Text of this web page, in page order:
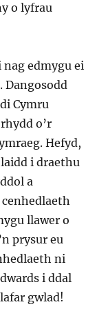
o lyfrau
edmygu ei
Dangosodd
Cymru
o’r
Hefyd,
i draethu
a
llawer o
prysur eu
ni
i ddal
gwlad!